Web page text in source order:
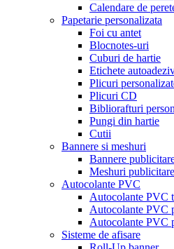
Calendare de
Papetarie personalizata
Foi cu antet
Blocnotes-uri
Cuburi de hartie
Etichete
Plicuri
Plicuri CD
Bibliorafturi
Pungi din hartie
Cutii
Bannere si meshuri
Bannere
Meshuri publicitare
Autocolante PVC
Autocolante PVC
Autocolante PVC
Autocolante PVC
Sisteme de afisare